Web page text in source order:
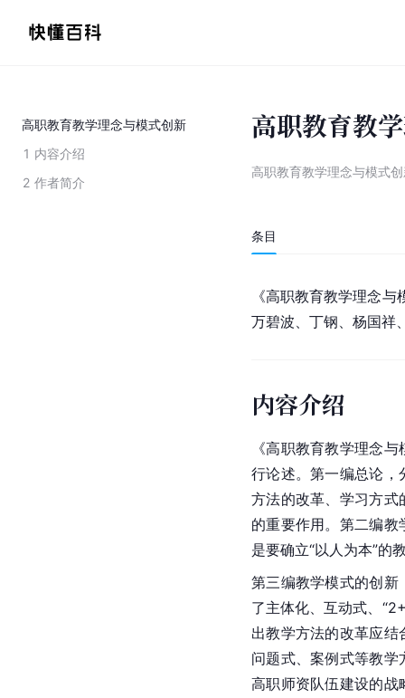
高职教育教学理念与模式创新
1 内容介绍
2 作者简介
高职教育教
高职教育教学理念与模式
条目
《高职教育教学理念
万碧波、丁钢、杨国祥
内容介绍
《高职教育教学理念
行论述。第一编总论，
方法的改革、学习方式
的重要作用。第二编
是要确立“以人为本”的
第三编教学模式的创新
了主体化、互动式、
出教学方法的改革应
问题式、案例式等教
高职师资队伍建设的战